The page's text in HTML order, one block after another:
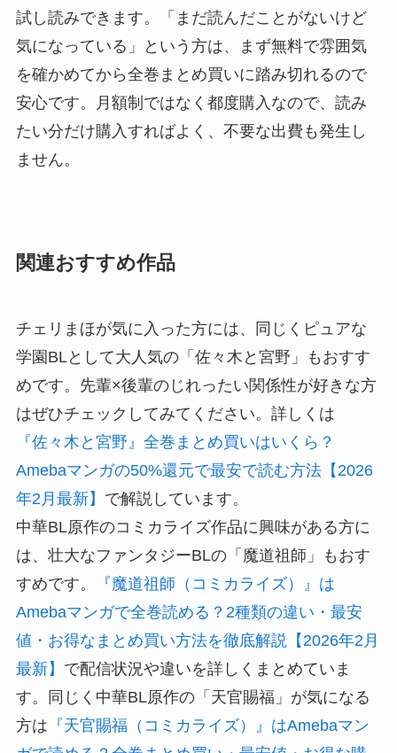
試し読みできます。「まだ読んだことがないけど
気になっている」という方は、まず無料で雰囲気
を確かめてから全巻まとめ買いに踏み切れるので
安心です。月額制ではなく都度購入なので、読み
たい分だけ購入すればよく、不要な出費も発生し
ません。
関連おすすめ作品
チェリまほが気に入った方には、同じくピュアな
学園BLとして大人気の「佐々木と宮野」もおすす
めです。先輩×後輩のじれったい関係性が好きな方
はぜひチェックしてみてください。詳しくは
『佐々木と宮野』全巻まとめ買いはいくら？
Amebaマンガの50%還元で最安で読む方法【2026
年2月最新】 で解説しています。
中華BL原作のコミカライズ作品に興味がある方に
は、壮大なファンタジーBLの「魔道祖師」もおす
すめです。
『魔道祖師（コミカライズ）』は
Amebaマンガで全巻読める？2種類の違い・最安
値・お得なまとめ買い方法を徹底解説【2026年2月
最新】 で配信状況や違いを詳しくまとめていま
す。同じく中華BL原作の「天官賜福」が気になる
方は 『天官賜福（コミカライズ）』はAmebaマン